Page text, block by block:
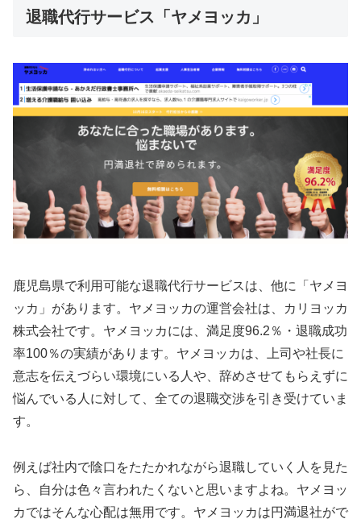
退職代行サービス「ヤメヨッカ」
鹿児島県で利用可能な退職代行サービスは、他に「ヤメヨ
ッカ」があります。ヤメヨッカの運営会社は、カリヨッカ
株式会社です。ヤメヨッカには、満足度96.2％・退職成功
率100％の実績があります。ヤメヨッカは、上司や社長に
意志を伝えづらい環境にいる人や、辞めさせてもらえずに
悩んでいる人に対して、全ての退職交渉を引き受けていま
す。
例えば社内で陰口をたたかれながら退職していく人を見た
ら、自分は色々言われたくないと思いますよね。ヤメヨッ
カではそんな心配は無用です。ヤメヨッカは円満退社がで